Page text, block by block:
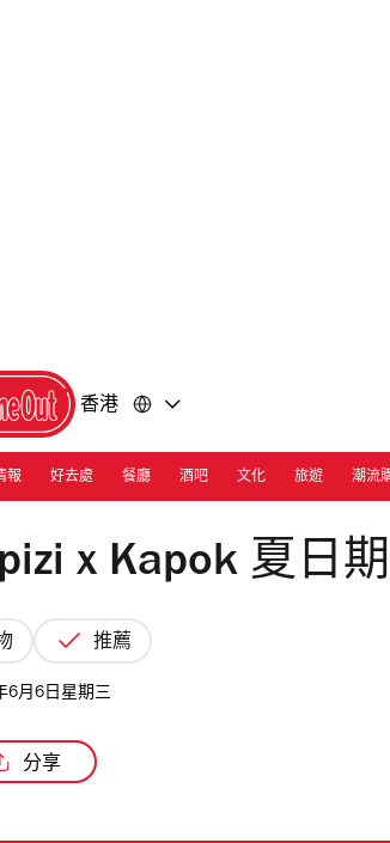
香港
報 好去處 餐廳 酒吧 文化 旅遊 潮流
x Kapok 夏日
推薦
6月6日星期三
分享